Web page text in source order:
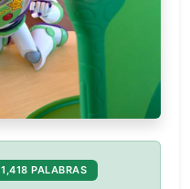
1,418 PALABRAS